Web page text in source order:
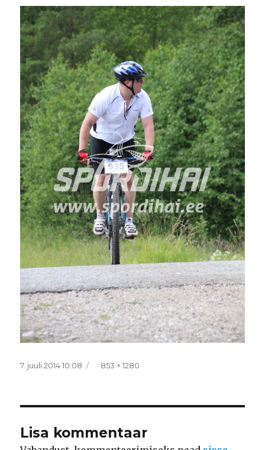
Postitatud
7. juuli 2014 10:08 Täissuurus
853 × 1280
Lisa kommentaar